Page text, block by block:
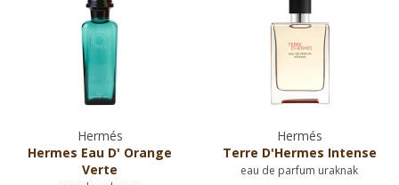
Hermés
Hermes Eau D' Orange
Verte
Hermés
Terre D'Hermes Intense
eau de parfum uraknak